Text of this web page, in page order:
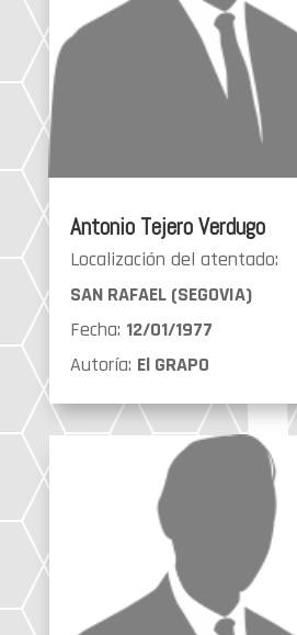
Antonio Tejero Verdugo
Localización del atentado:
SAN RAFAEL (SEGOVIA)
Fecha: 12/01/1977
Autoría: El GRAPO